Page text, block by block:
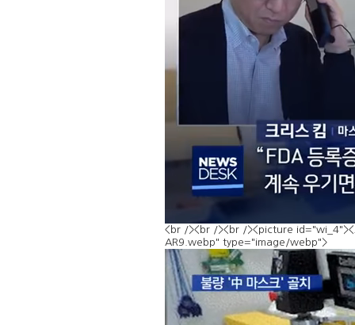
<br /><br /><br /><picture
AR9.webp" type="image/webp">